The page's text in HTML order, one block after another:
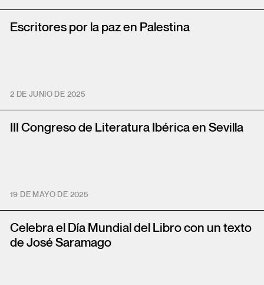
Escritores por la paz en Palestina
2 DE JUNIO DE 2025
III Congreso de Literatura Ibérica en Sevilla
19 DE MAYO DE 2025
Celebra el Día Mundial del Libro con un texto
de José Saramago